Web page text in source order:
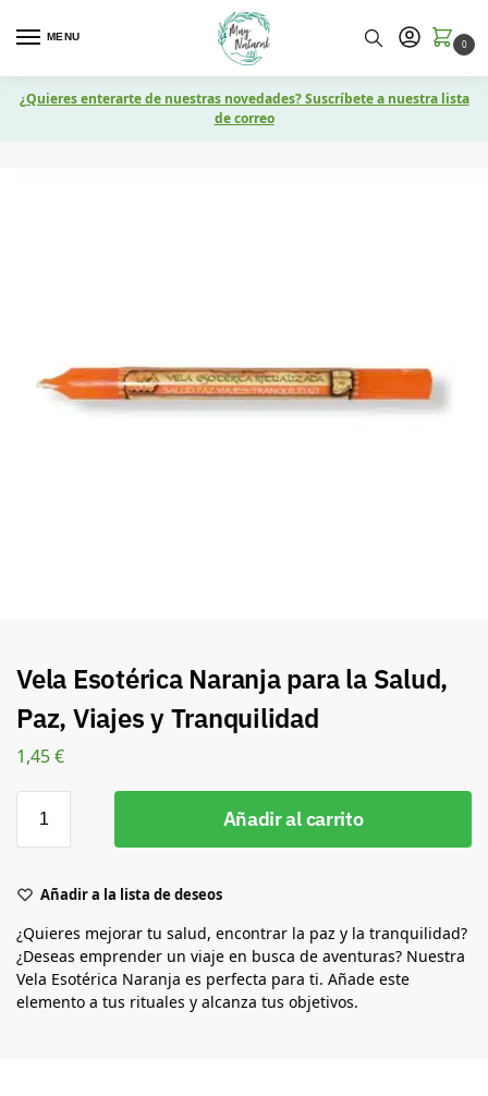
MENU
0
¿Quieres enterarte de nuestras novedades? Suscríbete a nuestra lista
de correo
Vela Esotérica Naranja para la Salud,
Paz, Viajes y Tranquilidad
1,45€
Añadir al carrito
Añadir a la lista de deseos
¿Quieres mejorar tu salud, encontrar la paz y la tranquilidad?
¿Deseas emprender un viaje en busca de aventuras? Nuestra
Vela Esotérica Naranja es perfecta para ti. Añade este
elemento a tus rituales y alcanza tus objetivos.